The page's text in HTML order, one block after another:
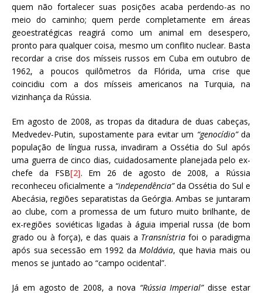
quem não fortalecer suas posições acaba perdendo-as no
meio do caminho; quem perde completamente em áreas
geoestratégicas reagirá como um animal em desespero,
pronto para qualquer coisa, mesmo um conflito nuclear. Basta
recordar a crise dos mísseis russos em Cuba em outubro de
1962, a poucos quilômetros da Flórida, uma crise que
coincidiu com a dos mísseis americanos na Turquia, na
vizinhança da Rússia.
Em agosto de 2008, as tropas da ditadura de duas cabeças,
Medvedev-Putin, supostamente para evitar um “genocídio”da
população de língua russa, invadiram a Ossétia do Sul após
uma guerra de cinco dias, cuidadosamente planejada pelo ex-
chefe da FSB[2]. Em 26 de agosto de 2008, a Rússia
reconheceu oficialmente a “independência”da Ossétia do Sul e
Abecásia, regiões separatistas da Geórgia. Ambas se juntaram
ao clube, com a promessa de um futuro muito brilhante, de
ex-regiões soviéticas ligadas à águia imperial russa (de bom
grado ou à força), e das quais a Transnístria foi o paradigma
após sua secessão em 1992 da Moldávia, que havia mais ou
menos se juntado ao “campo ocidental”.
Já em agosto de 2008, a nova “Rússia Imperial”disse estar